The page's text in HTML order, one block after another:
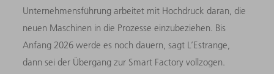
Unternehmensführung arbeitet mit Hochdruck daran, die
neuen Maschinen in die Prozesse einzubeziehen. Bis
Anfang 2026 werde es noch dauern, sagt L’Estrange,
dann sei der Übergang zur Smart Factory vollzogen.